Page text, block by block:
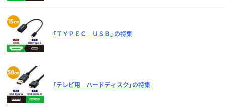
「ＴＹＰＥＣ ＵＳＢ」の特集
「テレビ用 ハードディスク」の特集